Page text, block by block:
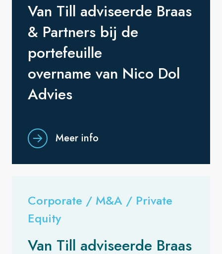
Van Till adviseerde Braas
& Partners bij de
portefeuille
overname van Nico Dol
Advies
Meer info
Corporate / M&A / Private
Equity
Van Till adviseerde Braas